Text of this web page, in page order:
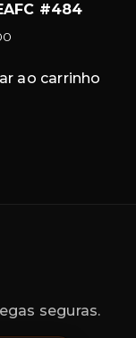
#484
ao carrinho
seguras.